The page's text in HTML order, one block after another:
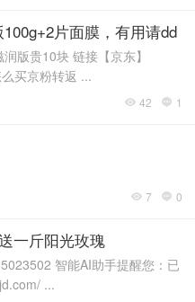
片面膜，有用请dd
版贵10块 链接【京东】
买京粉转返 ...
 42  1
 7  0
一斤阳光玫瑰
智能AI助手提醒您：已
...